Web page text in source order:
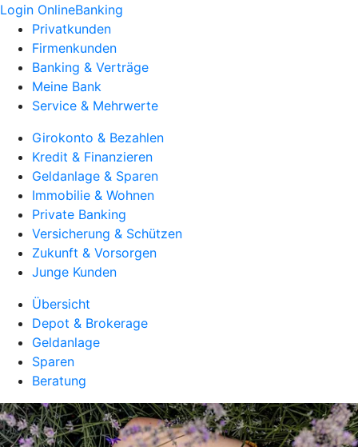
Login OnlineBanking
Privatkunden
Firmenkunden
Banking & Verträge
Meine Bank
Service & Mehrwerte
Girokonto & Bezahlen
Kredit & Finanzieren
Geldanlage & Sparen
Immobilie & Wohnen
Private Banking
Versicherung & Schützen
Zukunft & Vorsorgen
Junge Kunden
Übersicht
Depot & Brokerage
Geldanlage
Sparen
Beratung